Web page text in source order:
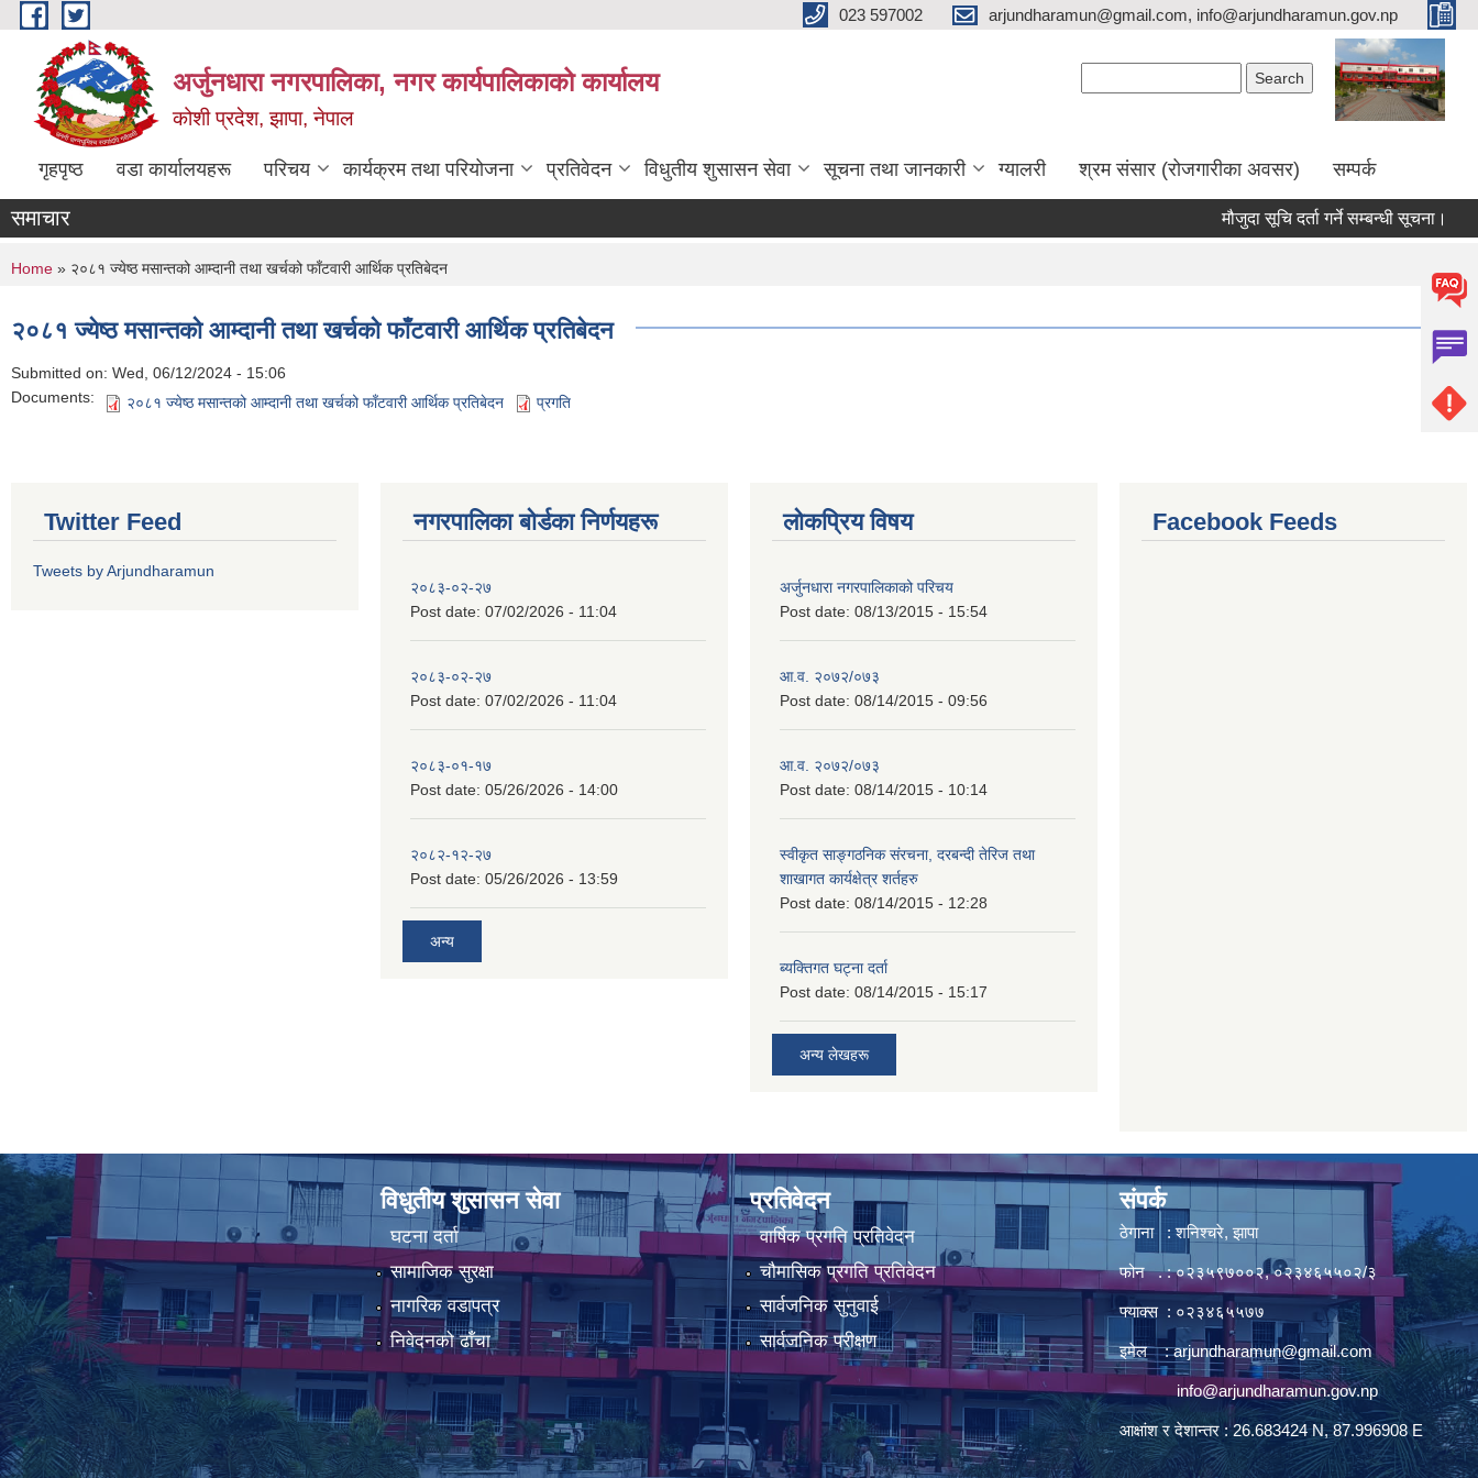
Skip to main content 023 597002 arjundharamun@gmail.com, info@arjundharamun.gov.np
अर्जुनधारा नगरपालिका, नगर कार्यपालिकाको कार्यालय
कोशी प्रदेश, झापा, नेपाल
गृहपृष्ठ वडा कार्यालयहरू परिचय कार्यक्रम तथा परियोजना प्रतिवेदन विधुतीय शुसासन सेवा सूचना तथा जानकारी ग्यालरी श्रम संसार (रोजगारीका अवसर) सम्पर्क
समाचार मौजुदा सूचि दर्ता गर्ने सम्बन्धी सूचना।
You are here
Home » २०८१ ज्येष्ठ मसान्तको आम्दानी तथा खर्चको फाँटवारी आर्थिक प्रतिबेदन
२०८१ ज्येष्ठ मसान्तको आम्दानी तथा खर्चको फाँटवारी आर्थिक प्रतिबेदन
Submitted on: Wed, 06/12/2024 - 15:06
Documents:
२०८१ ज्येष्ठ मसान्तको आम्दानी तथा खर्चको फाँटवारी आर्थिक प्रतिबेदन प्रगति
Twitter Feed
Tweets by Arjundharamun
नगरपालिका बाेर्डका निर्णयहरू
२०८३-०२-२७
Post date: 07/02/2026 - 11:04
२०८३-०२-२७
Post date: 07/02/2026 - 11:04
२०८३-०१-१७
Post date: 05/26/2026 - 14:00
२०८२-१२-२७
Post date: 05/26/2026 - 13:59
अन्य
लोकप्रिय विषय
अर्जुनधारा नगरपालिकाको परिचय
Post date: 08/13/2015 - 15:54
आ.व. २०७२/०७३
Post date: 08/14/2015 - 09:56
आ.व. २०७२/०७३
Post date: 08/14/2015 - 10:14
स्वीकृत साङ्गठनिक संरचना, दरबन्दी तेरिज तथा
शाखागत कार्यक्षेत्र शर्तहरु
Post date: 08/14/2015 - 12:28
ब्यक्तिगत घट्ना दर्ता
Post date: 08/14/2015 - 15:17
अन्य लेखहरू
Facebook Feeds
विधुतीय शुसासन सेवा
घटना दर्ता
सामाजिक सुरक्षा
नागरिक वडापत्र
निवेदनको ढाँचा
प्रतिवेदन
वार्षिक प्रगति प्रतिवेदन
चौमासिक प्रगति प्रतिवेदन
सार्वजनिक सुनुवाई
सार्वजनिक परीक्षण
संपर्क
ठेगाना : शनिश्चरे, झापा
फोन . : ०२३५९७००२, ०२३४६५५०२/३
फ्याक्स : ०२३४६५५७७
इमेल :arjundharamun@gmail.com
info@arjundharamun.gov.np
आक्षांश र देशान्तर : 26.683424 N, 87.996908 E